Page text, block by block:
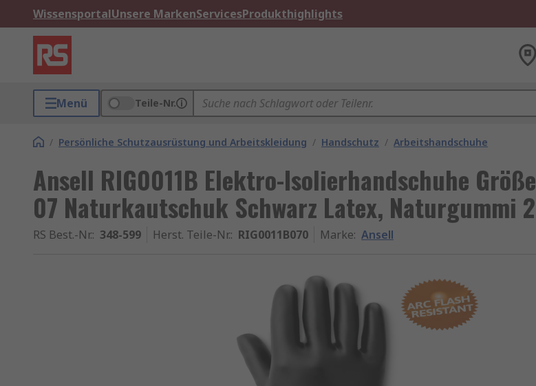
WissensportalUnsere MarkenServicesProdukthighlights
Menü Teile-Nr.
/ Persönliche Schutzausrüstung und Arbeitskleidung / Handschutz / Arbeitshandschuhe
Ansell RIG0011B Elektro-Isolierhandschuhe Größe
07 Naturkautschuk Schwarz Latex, Naturgummi 2
RS Best.-Nr.: 348-599 Herst. Teile-Nr.: RIG0011B070 Marke: Ansell